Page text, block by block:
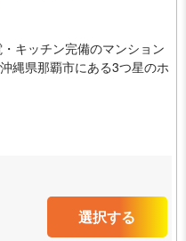
キッチン完備のマンション
縄県那覇市にある3つ星のホ
選択する